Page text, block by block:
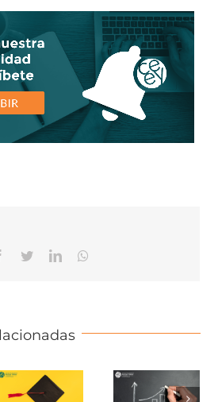
Facebook
TwitterLinkedinWhatsapp